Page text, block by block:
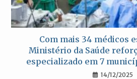
Com mais 34 médicos
Ministério da Saúde
especializado em 7
14/12/2025